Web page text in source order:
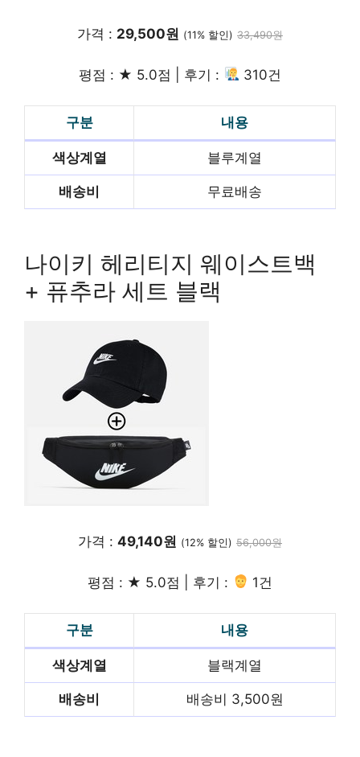
가격 : 29,500원 (11% 할인) 33,490원
평점 : ★ 5.0점 | 후기 : 310건
구분 내용
색상계열 블루계열
배송비 무료배송
나이키 헤리티지 웨이스트백
+ 퓨추라 세트 블랙
가격 : 49,140원 (12% 할인) 56,000원
평점 : ★ 5.0점 | 후기 : 1건
구분 내용
색상계열 블랙계열
배송비 배송비 3,500원